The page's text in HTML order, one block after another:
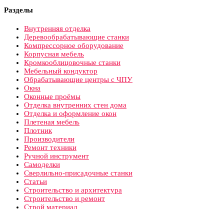
Разделы
Внутренняя отделка
Деревообрабатывающие станки
Компрессорное оборудование
Корпусная мебель
Кромкооблицовочные станки
Мебельный кондуктор
Обрабатывающие центры с ЧПУ
Окна
Оконные проёмы
Отделка внутренних стен дома
Отделка и оформление окон
Плетеная мебель
Плотник
Производители
Ремонт техники
Ручной инструмент
Самоделки
Сверлильно-присадочные станки
Статьи
Строительство и архитектура
Строительство и ремонт
Строй материал